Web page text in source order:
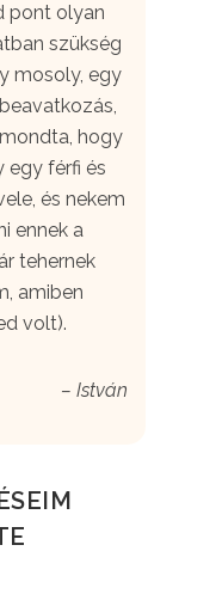
pont olyan
szükség
mosoly, egy
hogy
egy férfi és
és nekem
ennek a
tehernek
amiben
volt).
– István